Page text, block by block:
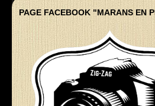
PAGE FACEBOOK "MARANS EN